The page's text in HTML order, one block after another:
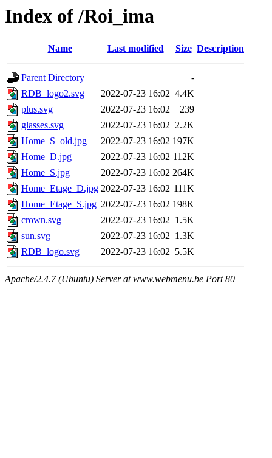
Index of /Roi_ima
Name Last modified Size Description
Parent Directory
-
RDB_logo2.svg
2022-07-23 16:02 4.4K
plus.svg
2022-07-23 16:02
239
glasses.svg
2022-07-23 16:02 2.2K
Home_S_old.jpg
2022-07-23 16:02 197K
Home_D.jpg
2022-07-23 16:02 112K
Home_S.jpg
2022-07-23 16:02 264K
Home_Etage_D.jpg 2022-07-23 16:02 111K
Home_Etage_S.jpg 2022-07-23 16:02 198K
crown.svg
2022-07-23 16:02 1.5K
sun.svg
2022-07-23 16:02 1.3K
RDB_logo.svg
2022-07-23 16:02 5.5K
Apache/2.4.7 (Ubuntu) Server at www.webmenu.be Port 80